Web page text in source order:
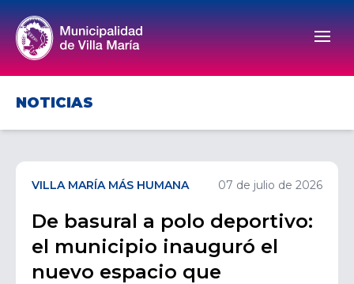
NOTICIAS
VILLA MARÍA MÁS HUMANA 07 de julio de 2026
De basural a polo deportivo:
el municipio inauguró el
nuevo espacio que